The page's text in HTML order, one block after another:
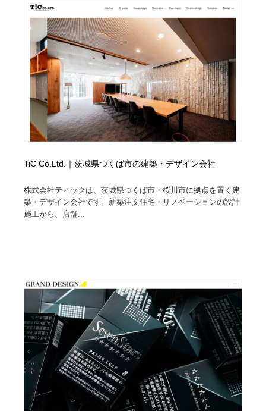
TiC Co.Ltd.｜茨城県つくば市の建築・デザイン会社
株式会社ティックは、茨城県つくば市・桜川市に拠点を置く建
築・デザイン会社です。新築注文住宅・リノベーションの設計
施工から、店舗...